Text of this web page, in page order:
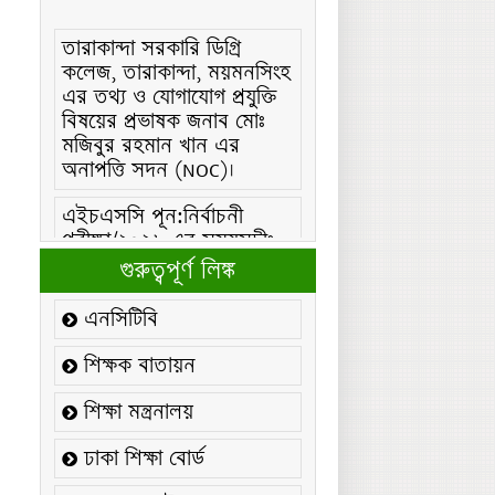
কলেজ, তারাকান্দা, ময়মনসিংহ
এর তথ্য ও যোগাযোগ প্রযুক্তি
বিষয়ের প্রভাষক জনাব মোঃ
মজিবুর রহমান খান এর
অনাপত্তি সদন (NOC)।
এইচএসসি পূন:নির্বাচনী
পরীক্ষা/২০২৬ এর সময়সূচীঃ
এইচএসসি (বিএমটি) ফরম
পূরণ/২০২৬ বিজ্ঞপ্তিঃ
এইচএসসি ফরম/২০২৬ পূরণ
বিজ্ঞপ্তিঃ
২১ ফেব্রুয়ারি/২০২৬ ইং
তারিখে “শহিদ দিবস ও
আন্তর্জাতিক মাতৃভাষা
দিবস-২০২৬ উদযাপন
গুরুত্বপূর্ণ লিঙ্ক
এনসিটিবি
শিক্ষক বাতায়ন
শিক্ষা মন্ত্রনালয়
ঢাকা শিক্ষা বোর্ড